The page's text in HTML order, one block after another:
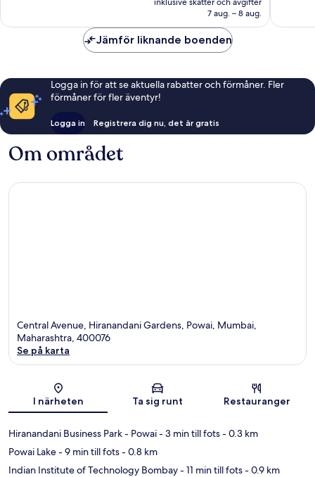
1 123 kr
7 aug. – 8 aug.
Jämför liknande boenden
Logga in för att se aktuella rabatter och förmåner. Fler
förmåner för fler äventyr!
Logga in Registrera dig nu, det är gratis
Om området
Central Avenue, Hiranandani Gardens, Powai, Mumbai,
Maharashtra, 400076
Se på karta
I närheten Ta sig runt Restauranger
Hiranandani Business Park - Powai- 3 min till fots- 0.3 km
Powai Lake- 9 min till fots- 0.8 km
Indian Institute of Technology Bombay- 11 min till fots- 0.9 km